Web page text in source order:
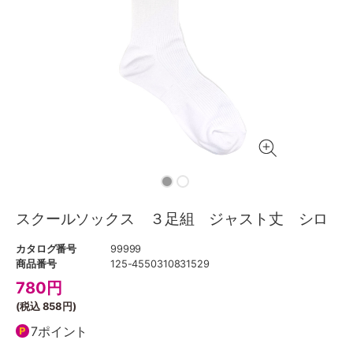
スクールソックス ３足組 ジャスト丈 シロ
カタログ番号
99999
商品番号
125-4550310831529
780 円
(税込858円)
7ポイント